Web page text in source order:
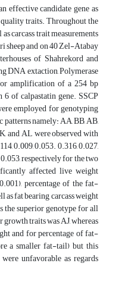
effective candidate gene as
traits. Throughout the
carcass trait measurements
and on 40 Zel-Atabay
of Shahrekord and
DNA extaction, Polymerase
amplification of a 254 bp
of calpastatin gene. SSCP
employed for genotyping
namely: AA, BB, AB,
and AL were observed with
0.009, 0.053. 0.316, 0.027,
respectively for the two
affected live weight
percentage of the fat-
as fat bearing carcass weight
the superior genotype for all
traits was AJ, whereas
and for percentage of fat-
a smaller fat-tail) but this
unfavorable as regards